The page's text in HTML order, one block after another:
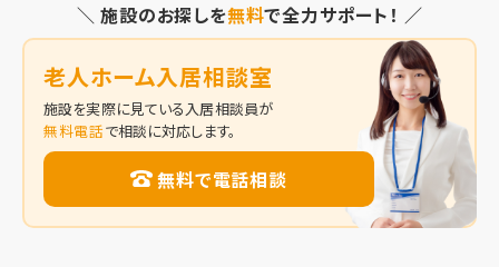
＼ 施設のお探しを無料で全力サポート！ ／
老人ホーム入居相談室
施設を実際に見ている入居相談員が
無料電話で相談に対応します。
無料で電話相談